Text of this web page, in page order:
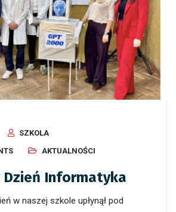
SZKOLA
AKTUALNOŚCI
Dzień Informatyka
w naszej szkole upłynął pod